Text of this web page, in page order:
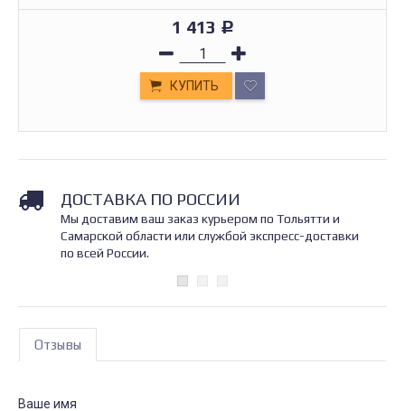
1 413 Р
КУПИТЬ
ДОСТАВКА ПО РОССИИ
Мы доставим ваш заказ курьером по Тольятти и
Самарской области или службой экспресс-доставки
по всей России.
Отзывы
Ваше имя